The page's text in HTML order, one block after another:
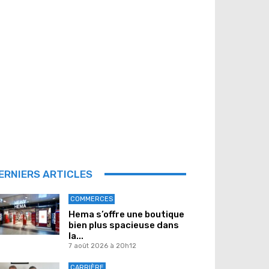
ARTICLES
COMMERCES
Hema s’offre une boutique
bien plus spacieuse dans
la...
7 août 2026 à 20h12
CARRIÈRE